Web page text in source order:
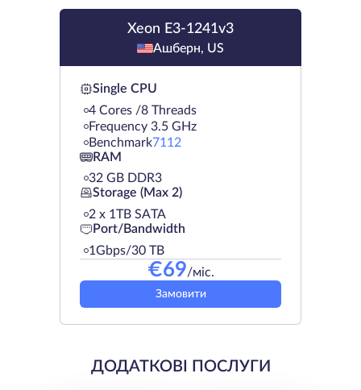
Xeon E3-1241v3
Ашберн, US
Single CPU
4 Cores /8 Threads
Frequency 3.5 GHz
Benchmark7112
RAM
32 GB DDR3
Storage (Max 2)
2 х 1TB SATA
Port/Bandwidth
1Gbps/30 TB
€69/міс.
Замовити
ДОДАТКОВІ ПОСЛУГИ